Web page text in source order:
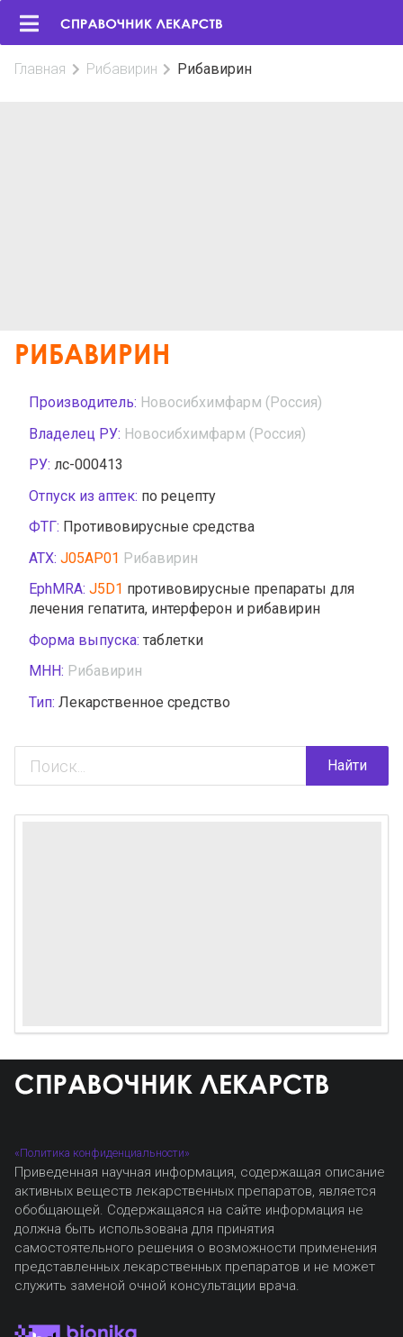
Главная Рибавирин Рибавирин
РИБАВИРИН
Производитель: Новосибхимфарм (Россия)
Владелец РУ: Новосибхимфарм (Россия)
РУ: лс-000413
Отпуск из аптек: по рецепту
ФТГ: Противовирусные средства
АТХ: J05AP01 Рибавирин
EphMRA: J5D1 противовирусные препараты для
лечения гепатита, интерферон и рибавирин
Форма выпуска: таблетки
МНН: Рибавирин
Тип: Лекарственное средство
Найти
«Политика конфиденциальности»
Приведенная научная информация, содержащая описание
активных веществ лекарственных препаратов, является
обобщающей. Содержащаяся на сайте информация не
должна быть использована для принятия
самостоятельного решения о возможности применения
представленных лекарственных препаратов и не может
служить заменой очной консультации врача.